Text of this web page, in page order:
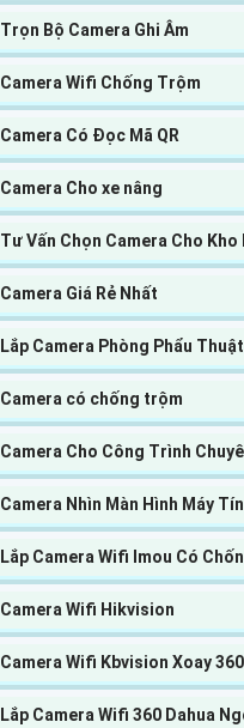
Trọn Bộ Camera Ghi Âm
Camera Wifi Chống Trộm
Camera Có Đọc Mã QR
Camera Cho xe nâng
Tư Vấn Chọn Camera Cho
Camera Giá Rẻ Nhất
Lắp Camera Phòng Phẩu Thuật
Camera có chống trộm
Camera Cho Công Trình
Camera Nhìn Màn Hình Máy
Lắp Camera Wifi Imou Có
Camera Wifi Hikvision
Camera Wifi Kbvision Xoay
Lắp Camera Wifi 360 Dahua